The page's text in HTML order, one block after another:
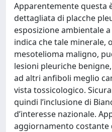
Apparentemente questa
dettagliata di placche
esposizione ambientale
indica che tale minerale,
mesotelioma maligno,
lesioni pleuriche
ad altri anfiboli meglio
vista tossicologico.
quindi l’inclusione di
d’interesse nazionale.
aggiornamento costante